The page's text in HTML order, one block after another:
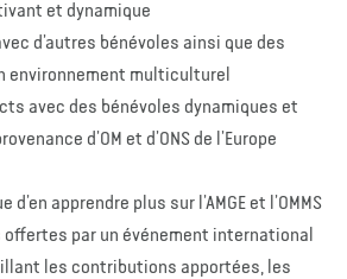
et dynamique
d’autres bénévoles ainsi que des
environnement multiculturel
avec des bénévoles dynamiques et
d’OM et d’ONS de l’Europe
apprendre plus sur l’AMGE et l’OMMS
par un événement international
les contributions apportées, les